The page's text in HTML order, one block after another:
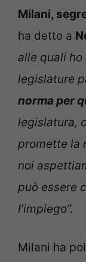
Milani,
ha detto a
alle quali
legislature
norma per
legislatura,
promette la
noi
può essere
l’impiego”.
Milani ha